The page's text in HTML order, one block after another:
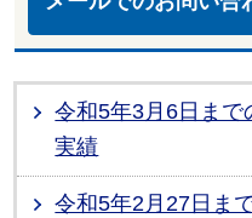
令和5年3月6日ま
実績
令和5年2月27日ま